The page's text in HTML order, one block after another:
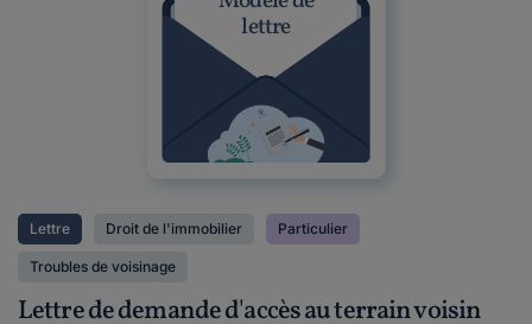
lettre
Lettre Droit de l'immobilier Particulier
Troubles de voisinage
Lettre de demande d'accès au terrain voisin